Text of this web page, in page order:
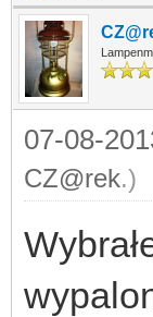
07-08-
CZ@rek.)